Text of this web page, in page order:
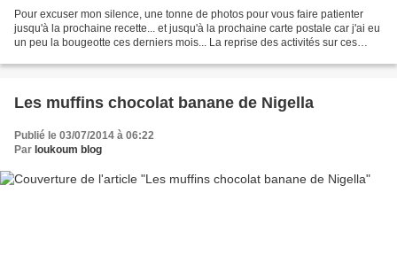
Pour excuser mon silence, une tonne de photos pour vous faire patienter
jusqu'à la prochaine recette... et jusqu'à la prochaine carte postale car j'ai eu
un peu la bougeotte ces derniers mois... La reprise des activités sur ces
Les muffins chocolat banane de Nigella
Publié le 03/07/2014 à 06:22
Par loukoum blog